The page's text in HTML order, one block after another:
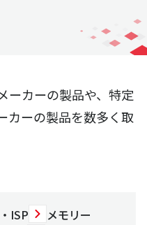
ーカーの製品や、特定
カーの製品を数多く取
ISP
メモリー